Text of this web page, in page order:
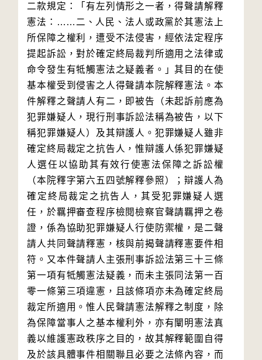
二款規定：「有左列情形之一者，得聲請解釋
憲法：……二、人民、法人或政黨於其憲法上
所保障之權利，遭受不法侵害，經依法定程序
提起訴訟，對於確定終局裁判所適用之法律或
命令發生有牴觸憲法之疑義者。」其目的在使
基本權受到侵害之人得聲請本院解釋憲法。本
件解釋之聲請人有二，即被告（未起訴前應為
犯罪嫌疑人，現行刑事訴訟法稱為被告，以下
稱犯罪嫌疑人）及其辯護人。犯罪嫌疑人雖非
確定終局裁定之抗告人，惟辯護人係犯罪嫌疑
人選任以協助其有效行使憲法保障之訴訟權
（本院釋字第六五四號解釋參照）；辯護人為
確定終局裁定之抗告人，其受犯罪嫌疑人選
任，於羈押審查程序檢閱檢察官聲請羈押之卷
證，係為協助犯罪嫌疑人行使防禦權，是二聲
請人共同聲請釋憲，核與前揭聲請釋憲要件相
符。又本件聲請人主張刑事訴訟法第三十三條
第一項有牴觸憲法疑義，而未主張同法第一百
零一條第三項違憲，且該條項亦未為確定終局
裁定所適用。惟人民聲請憲法解釋之制度，除
為保障當事人之基本權利外，亦有闡明憲法真
義以維護憲政秩序之目的，故其解釋範圍自得
及於該具體事件相關聯且必要之法條內容，而